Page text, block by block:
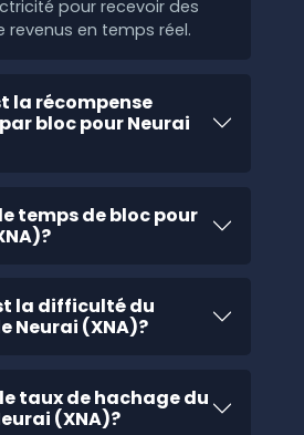
pour recevoir des
en temps réel.
la récompense
bloc pour Neurai
temps de bloc pour
la difficulté du
Neurai (XNA)?
taux de hachage du
(XNA)?